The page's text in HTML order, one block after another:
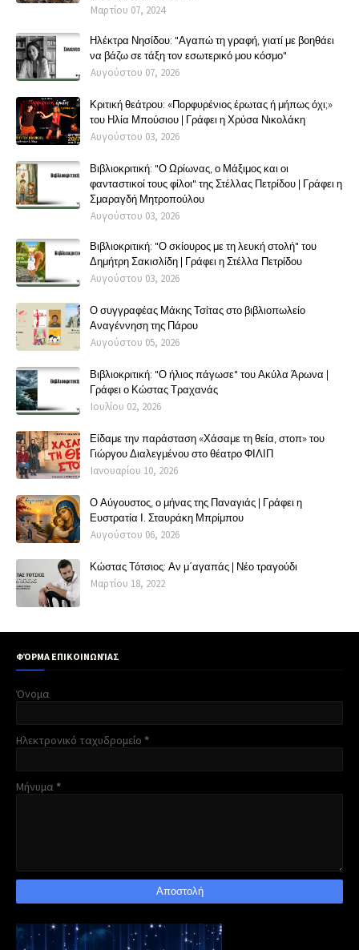
Μαρτίου 07, 2024
Ηλέκτρα Νησίδου: "Αγαπώ τη γραφή, γιατί με βοηθάει
να βάζω σε τάξη τον εσωτερικό μου κόσμο"
Αυγούστου 07, 2026
Κριτική θεάτρου: «Πορφυρένιος έρωτας ή μήπως όχι;»
του Ηλία Μπούσιου | Γράφει η Χρύσα Νικολάκη
Αυγούστου 03, 2026
Βιβλιοκριτική: "Ο Ωρίωνας, ο Μάξιμος και οι
φανταστικοί τους φίλοι" της Στέλλας Πετρίδου | Γράφει η
Σμαραγδή Μητροπούλου
Αυγούστου 03, 2026
Βιβλιοκριτική: "Ο σκίουρος με τη λευκή στολή" του
Δημήτρη Σακισλίδη | Γράφει η Στέλλα Πετρίδου
Αυγούστου 03, 2026
Ο συγγραφέας Μάκης Τσίτας στο βιβλιοπωλείο
Αναγέννηση της Πάρου
Αυγούστου 05, 2026
Βιβλιοκριτική: "Ο ήλιος πάγωσε" του Ακύλα Άρωνα |
Γράφει ο Κώστας Τραχανάς
Ιουλίου 02, 2026
Είδαμε την παράσταση «Χάσαμε τη θεία, στοπ» του
Γιώργου Διαλεγμένου στο θέατρο ΦΙΛΙΠ
Ιανουαρίου 10, 2026
Ο Αύγουστος, ο μήνας της Παναγιάς | Γράφει η
Ευστρατία Ι. Σταυράκη Μπρίμπου
Αυγούστου 06, 2026
Κώστας Τότσιος: Αν μ΄αγαπάς | Νέο τραγούδι
Μαρτίου 18, 2022
ΦΌΡΜΑ ΕΠΙΚΟΙΝΩΝΊΑΣ
Όνομα
Ηλεκτρονικό ταχυδρομείο *
Μήνυμα *